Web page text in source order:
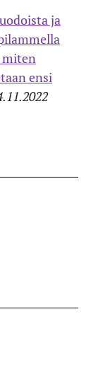
ja
miten
ensi